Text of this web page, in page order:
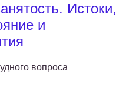
Истоки,
и
вопроса